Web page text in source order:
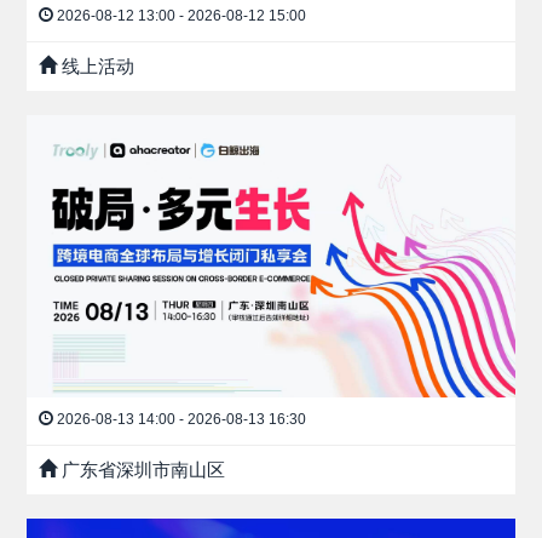
2026-08-12 13:00 - 2026-08-12 15:00
线上活动
2026-08-13 14:00 - 2026-08-13 16:30
广东省深圳市南山区